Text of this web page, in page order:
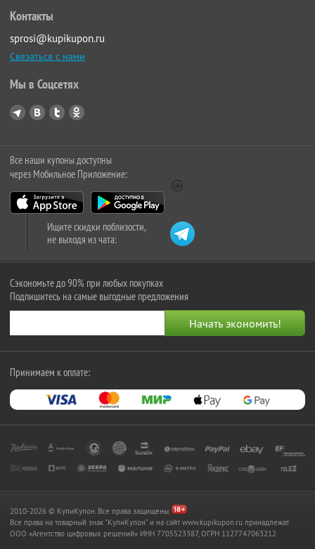
Контакты
sprosi@kupikupon.ru
Связаться с нами
Мы в Соцсетях
Все наши купоны доступны
через Мобильное Приложение:
Ищите скидки поблизости,
не выходя из чата:
Сэкономьте до 90% при любых покупках
Подпишитесь на самые выгодные предложения
Принимаем к оплате:
2010-2026 © КупиКупон. Все права защищены.
Все права на товарный знак "КупиКупон" и на сайт www.kupikupon.ru принадлежат
OOO «Агентство цифровых решений» ИНН 7705523387, ОГРН 1127747063212